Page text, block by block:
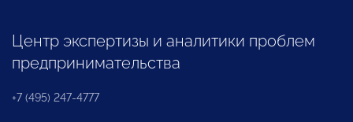
Центр экспертизы и аналитики проблем
предпринимательства
+7 (495) 247-4777